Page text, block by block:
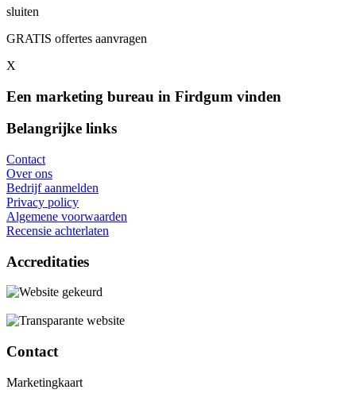
sluiten
GRATIS offertes aanvragen
X
Een marketing bureau in Firdgum vinden
Belangrijke links
Contact
Over ons
Bedrijf aanmelden
Privacy policy
Algemene voorwaarden
Recensie achterlaten
Accreditaties
Contact
Marketingkaart